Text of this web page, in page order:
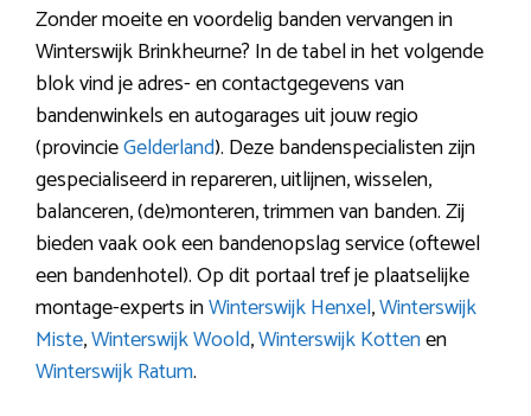
Zonder moeite en voordelig banden vervangen in
Winterswijk Brinkheurne? In de tabel in het volgende
blok vind je adres- en contactgegevens van
bandenwinkels en autogarages uit jouw regio
(provincieGelderland). Deze bandenspecialisten zijn
gespecialiseerd in repareren, uitlijnen, wisselen,
balanceren, (de)monteren, trimmen van banden. Zij
bieden vaak ook een bandenopslag service (oftewel
een bandenhotel). Op dit portaal tref je plaatselijke
montage-experts inWinterswijk Henxel,Winterswijk
Miste,Winterswijk Woold,Winterswijk Kottenen
Winterswijk Ratum.